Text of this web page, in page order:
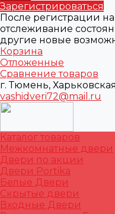
Зарегистрироваться
После регистрации
отслеживание
другие новые
Корзина
Отложенные
Сравнение товаров
г. Тюмень,
vashidveri72@mail.ru
Каталог товаров
Межкомнатные двери
Двери по акции
Двери Portika
Белые Двери
Скрытые двери
Входные Двери